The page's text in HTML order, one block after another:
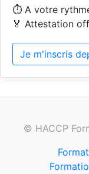
⏱️ A votre
🏅 Attestation
Je m'inscris
© HACCP